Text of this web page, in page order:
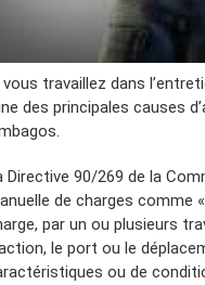
vous travaillez dans
des principales causes
Directive 90/269 de la
de charges comme
par un ou plusieurs
le port ou le
ou de